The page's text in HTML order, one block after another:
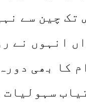
تک چین سے
انہوں نے
کا بھی
سہولیات